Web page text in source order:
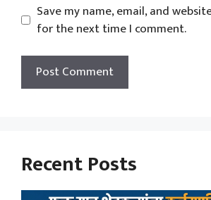
Save my name, email, and
for the next time I comment.
Recent Posts